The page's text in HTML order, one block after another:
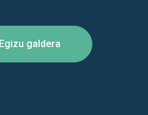
Egizu galdera